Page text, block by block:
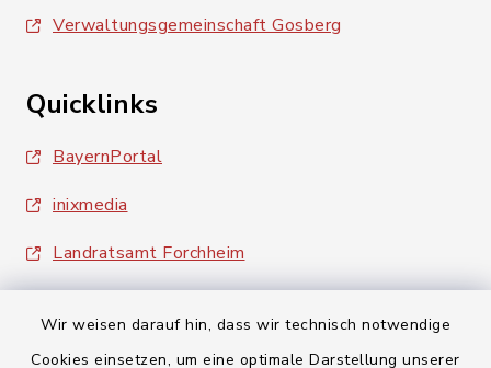
Wir weisen darauf hin, dass wir technisch notwendige
Cookies einsetzen, um eine optimale Darstellung unserer
Verwaltungsgemeinschaft Gosberg
Quicklinks
BayernPortal
inixmedia
Landratsamt Forchheim